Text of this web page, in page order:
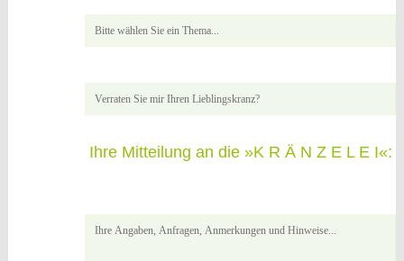
Ihre Mitteilung an die »K R Ä N Z E L E I«: